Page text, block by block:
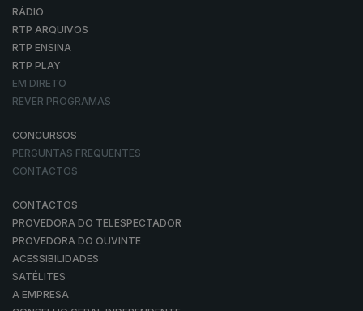
RÁDIO
RTP ARQUIVOS
RTP ENSINA
RTP PLAY
EM DIRETO
REVER PROGRAMAS
CONCURSOS
PERGUNTAS FREQUENTES
CONTACTOS
CONTACTOS
PROVEDORA DO TELESPECTADOR
PROVEDORA DO OUVINTE
ACESSIBILIDADES
SATÉLITES
A EMPRESA